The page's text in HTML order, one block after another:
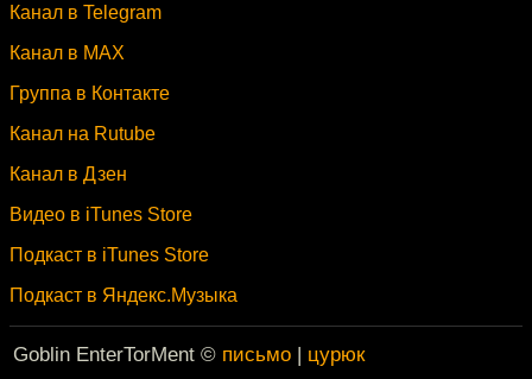
Канал в Telegram
Канал в MAX
Группа в Контакте
Канал на Rutube
Канал в Дзен
Видео в iTunes Store
Подкаст в iTunes Store
Подкаст в Яндекс.Музыка
Goblin EnterTorMent © письмо | цурюк